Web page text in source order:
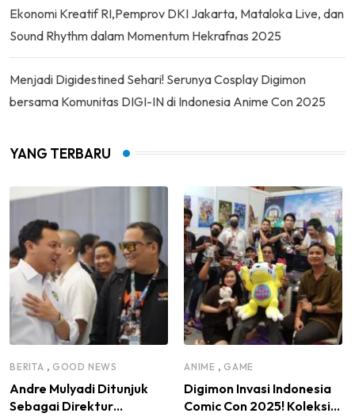
Ekonomi Kreatif RI,Pemprov DKI Jakarta, Mataloka Live, dan
Sound Rhythm dalam Momentum Hekrafnas 2025
Menjadi Digidestined Sehari! Serunya Cosplay Digimon
bersama Komunitas DIGI-IN di Indonesia Anime Con 2025
YANG TERBARU
BERITA , GOOD NEWS
Andre Mulyadi Ditunjuk
Sebagai Direktur
ANIME , GAME
Digimon Invasi Indonesia
Comic Con 2025! Koleksi